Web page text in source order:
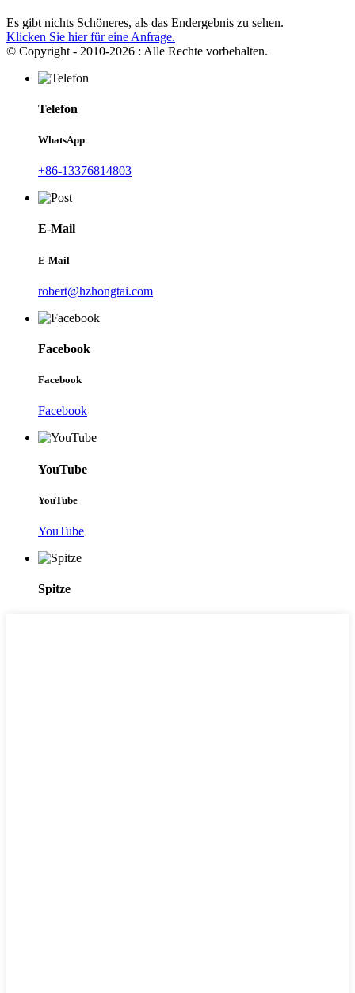
Es gibt nichts Schöneres, als das Endergebnis zu sehen.
Klicken Sie hier für eine Anfrage.
© Copyright - 2010-2026 : Alle Rechte vorbehalten.
Telefon
WhatsApp
+86-13376814803
E-Mail
E-Mail
robert@hzhongtai.com
Facebook
Facebook
Facebook
YouTube
YouTube
YouTube
Spitze